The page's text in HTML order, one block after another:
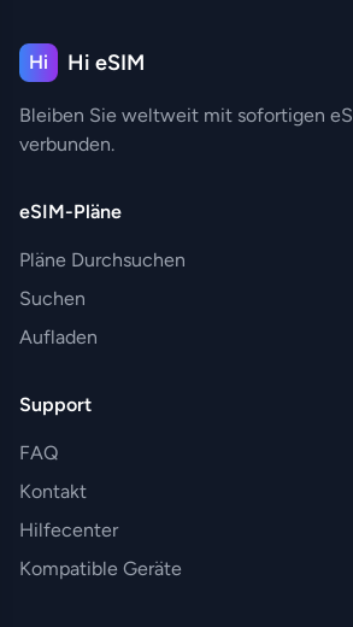
Hi Hi eSIM
Bleiben Sie weltweit mit sofortigen
verbunden.
eSIM-Pläne
Pläne Durchsuchen
Suchen
Aufladen
Support
FAQ
Kontakt
Hilfecenter
Kompatible Geräte